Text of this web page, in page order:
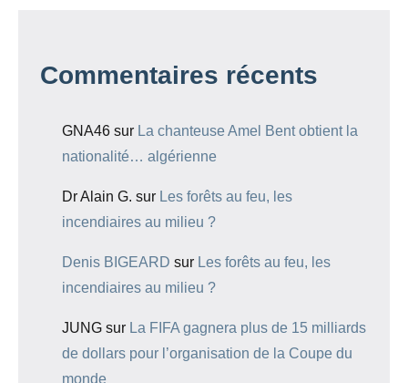
Commentaires récents
GNA46 sur La chanteuse Amel Bent obtient la
nationalité… algérienne
Dr Alain G. sur Les forêts au feu, les
incendiaires au milieu ?
Denis BIGEARD sur Les forêts au feu, les
incendiaires au milieu ?
JUNG sur La FIFA gagnera plus de 15 milliards
de dollars pour l’organisation de la Coupe du
monde